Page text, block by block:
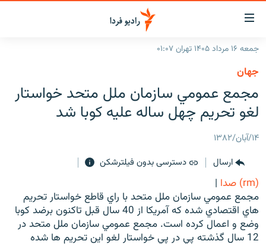
لینک‌های
قابلیت
دسترسی
بازگشت
منوی
اصلی
رفتن
صفحه
جستجو
جهان
برنامه‌های رادیویی
فرکانس‌ها
پادکست
چندرسانه‌ای
گزارش‌های تصویری
گزارش‌های ویدئویی
زنان فردا
English
جمعه ۱۶ مرداد ۱۴۰۵ تهران ۰۱:۰۷
جهان
مجمع عمومي سازمان ملل متحد خواستار
لغو تحريم چهل ساله عليه كوبا شد
۱۴/آبان/۱۳۸۲
ارسال
دسترسی بدون فیلترشکن
(rm) صدا
|
مجمع عمومي سازمان ملل متحد با راي قاطع خواستار تحريم
هاي اقتصادي شده که آمريکا از 40 سال قبل تاکنون برضد کوبا
وضع و اعمال کرده است. مجمع عمومي سازمان ملل متحد در
12 سال گذشته پي در پي خواستار لغو اين تحريم ها شده